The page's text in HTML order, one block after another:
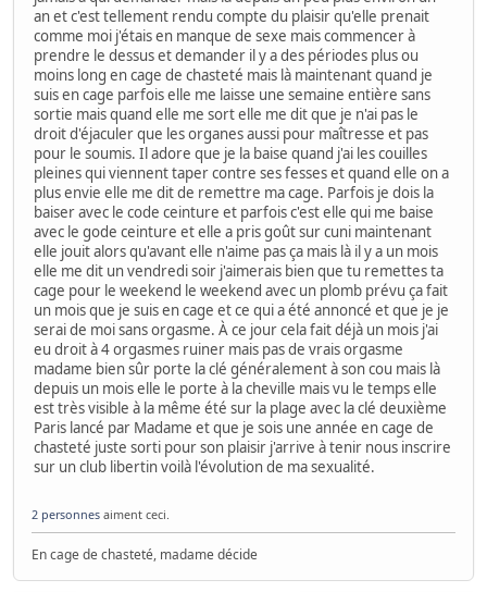
an et c'est tellement rendu compte du plaisir qu'elle prenait
comme moi j'étais en manque de sexe mais commencer à
prendre le dessus et demander il y a des périodes plus ou
moins long en cage de chasteté mais là maintenant quand je
suis en cage parfois elle me laisse une semaine entière sans
sortie mais quand elle me sort elle me dit que je n'ai pas le
droit d'éjaculer que les organes aussi pour maîtresse et pas
pour le soumis. Il adore que je la baise quand j'ai les couilles
pleines qui viennent taper contre ses fesses et quand elle on a
plus envie elle me dit de remettre ma cage. Parfois je dois la
baiser avec le code ceinture et parfois c'est elle qui me baise
avec le gode ceinture et elle a pris goût sur cuni maintenant
elle jouit alors qu'avant elle n'aime pas ça mais là il y a un mois
elle me dit un vendredi soir j'aimerais bien que tu remettes ta
cage pour le weekend le weekend avec un plomb prévu ça fait
un mois que je suis en cage et ce qui a été annoncé et que je je
serai de moi sans orgasme. À ce jour cela fait déjà un mois j'ai
eu droit à 4 orgasmes ruiner mais pas de vrais orgasme
madame bien sûr porte la clé généralement à son cou mais là
depuis un mois elle le porte à la cheville mais vu le temps elle
est très visible à la même été sur la plage avec la clé deuxième
Paris lancé par Madame et que je sois une année en cage de
chasteté juste sorti pour son plaisir j'arrive à tenir nous inscrire
sur un club libertin voilà l'évolution de ma sexualité.
2 personnes aiment ceci.
En cage de chasteté, madame décide